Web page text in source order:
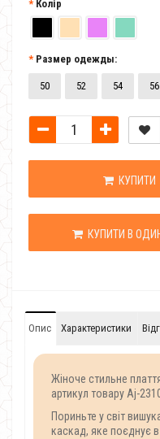
Колір
Размер одежды:
50 52 54 56
КУПИТИ
КУПИТИ В
Опис Характеристики
Жіноче стильне
артикул товару Aj-
Пориньте у світ
каскад, яке поєднує в